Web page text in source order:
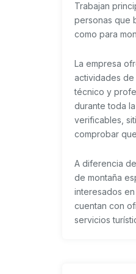
Trabajan
personas que
como para
La empresa
actividades de
técnico y
durante toda
verificables,
comprobar
A diferencia
de montaña
interesados
cuentan con
servicios